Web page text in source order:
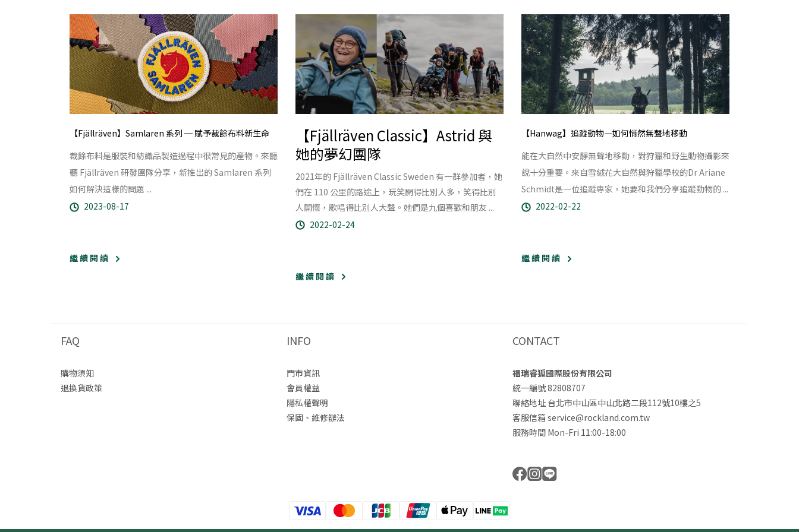
【Fjällräven】Samlaren 系列 ─ 賦予裁餘布料新生命
裁餘布料是服裝和紡織品製造過程中很常見的產物。來聽
聽 Fjällräven 研發團隊分享，新推出的 Samlaren 系列
如何解決這樣的問題 ...
2023-08-17
繼 續 閱 讀
【Fjällräven Classic】Astrid 與
她的夢幻團隊
2021年的 Fjällräven Classic Sweden 有一群參加者，她
們在 110 公里的路途上，玩笑開得比別人多，笑得比別
人開懷，歌唱得比別人大聲。她們是九個喜歡和朋友 ...
2022-02-24
繼 續 閱 讀
【Hanwag】追蹤動物—如何悄然無聲地移動
能在大自然中安靜無聲地移動，對狩獵和野生動物攝影來
說十分重要。來自雪絨花大自然與狩獵學校的Dr Ariane
Schmidt是一位追蹤專家，她要和我們分享追蹤動物的 ...
2022-02-22
繼 續 閱 讀
FAQ
購物須知
退換貨政策
INFO
門市資訊
會員權益
隱私權聲明
保固、維修辦法
CONTACT
福瑞睿狐國際股份有限公司
統一編號 82808707
聯絡地址 台北市中山區中山北路二段112號10樓之5
客服信箱 service@rockland.com.tw
服務時間 Mon-Fri 11:00-18:00